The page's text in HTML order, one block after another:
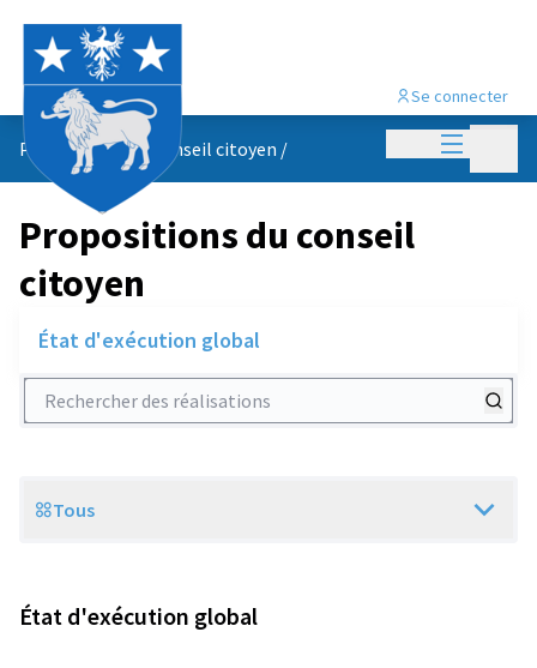
Menu
Se connecter
Propositions du conseil citoyen /
Propositions du conseil
citoyen
État d'exécution global
Rechercher des réalisations
Scope
Tous
État d'exécution global